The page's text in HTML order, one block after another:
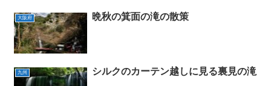
大阪府 晩秋の箕面の滝の散策
九州 シルクのカーテン越しに見る裏見の滝